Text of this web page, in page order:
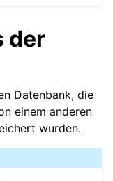
der
Datenbank, die
einem anderen
wurden.